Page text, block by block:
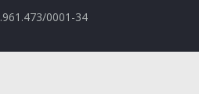
0001-34